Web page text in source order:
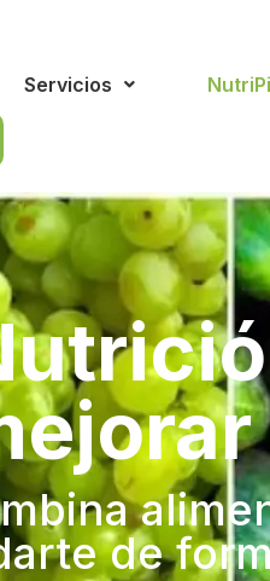
Servicios
de